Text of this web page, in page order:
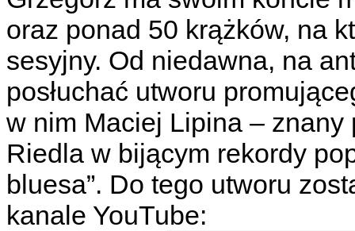
oraz ponad 50 krążków, na
sesyjny. Od niedawna, na
posłuchać utworu
w nim Maciej Lipina –
Riedla w bijącym rekordy
bluesa”. Do tego utworu
kanale YouTube: